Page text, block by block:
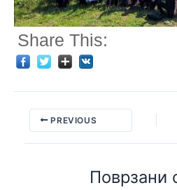
Share This:
PREVIOUS
Поврзани